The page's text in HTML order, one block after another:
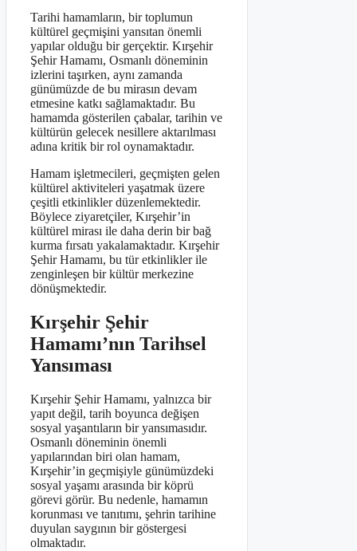
Tarihi hamamların, bir toplumun
kültürel geçmişini yansıtan önemli
yapılar olduğu bir gerçektir. Kırşehir
Şehir Hamamı, Osmanlı döneminin
izlerini taşırken, aynı zamanda
günümüzde de bu mirasın devam
etmesine katkı sağlamaktadır. Bu
hamamda gösterilen çabalar, tarihin ve
kültürün gelecek nesillere aktarılması
adına kritik bir rol oynamaktadır.
Hamam işletmecileri, geçmişten gelen
kültürel aktiviteleri yaşatmak üzere
çeşitli etkinlikler düzenlemektedir.
Böylece ziyaretçiler, Kırşehir’in
kültürel mirası ile daha derin bir bağ
kurma fırsatı yakalamaktadır. Kırşehir
Şehir Hamamı, bu tür etkinlikler ile
zenginleşen bir kültür merkezine
dönüşmektedir.
Kırşehir Şehir
Hamamı’nın Tarihsel
Yansıması
Kırşehir Şehir Hamamı, yalnızca bir
yapıt değil, tarih boyunca değişen
sosyal yaşantıların bir yansımasıdır.
Osmanlı döneminin önemli
yapılarından biri olan hamam,
Kırşehir’in geçmişiyle günümüzdeki
sosyal yaşamı arasında bir köprü
görevi görür. Bu nedenle, hamamın
korunması ve tanıtımı, şehrin tarihine
duyulan saygının bir göstergesi
olmaktadır.